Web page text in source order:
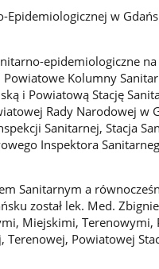
w
epidemiologiczne
Kolumny
i Powiatową Stację
Rady Narodowej w
Sanitarnej, Stacja
Inspektora
Sanitarnym a
został lek. Med.
Miejskimi,
Powiatowej